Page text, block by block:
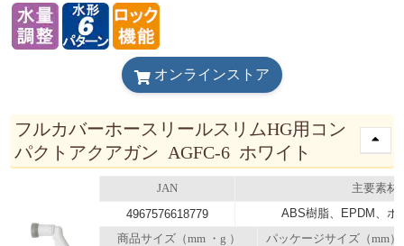
オンラインストア
フルカバーホースリールスリムHG用コン
パクトアクアガン AGFC-6 ホワイト
JAN 主要素材
4967576618779 ABS樹脂、EPDM、ポ
商品サイズ（mm ・g ）
パッケージサイズ（mm）